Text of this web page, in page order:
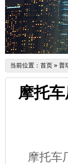
当前位置： 首页 » 普
摩托
摩托车